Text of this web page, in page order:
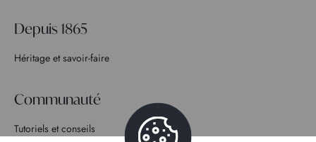
Depuis 1865
Héritage et savoir-faire
Communauté
Tutoriels et conseils